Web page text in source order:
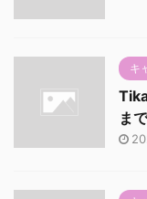
キ
ま